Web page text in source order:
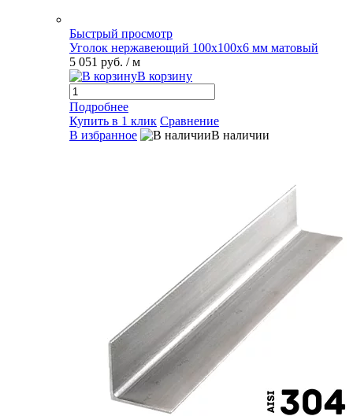
Быстрый просмотр
Уголок нержавеющий 100х100х6 мм матовый
5 051 руб. / м
В корзину
Подробнее
Купить в 1 клик Сравнение
В избранное
В наличии